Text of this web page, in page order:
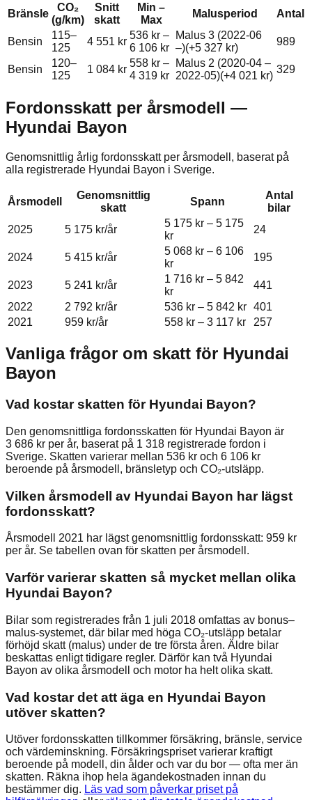
Bränsle
CO₂
(g/km)
Snitt
skatt
Min –
Max
Malusperiod Antal
Bensin
115–
125
4 551 kr
536 kr –
6 106 kr
Malus 3 (2022-06
–)(+5 327 kr)
989
Bensin
120–
125
1 084 kr
558 kr –
4 319 kr
Malus 2 (2020-04 –
2022-05)(+4 021 kr)
329
Fordonsskatt per årsmodell —
Hyundai Bayon
Genomsnittlig årlig fordonsskatt per årsmodell, baserat på
alla registrerade Hyundai Bayon i Sverige.
Årsmodell
Genomsnittlig
skatt
Spann
Antal
bilar
2025
5 175 kr/år
5 175 kr – 5 175
kr
24
2024 5 415 kr/år
5 068 kr – 6 106
kr
195
2023 5 241 kr/år
1 716 kr – 5 842
kr
441
2022
2 792 kr/år 536 kr – 5 842 kr 401
2021
959 kr/år 558 kr – 3 117 kr 257
Vanliga frågor om skatt för Hyundai
Bayon
Vad kostar skatten för Hyundai Bayon?
Den genomsnittliga fordonsskatten för Hyundai Bayon är
3 686 kr per år, baserat på 1 318 registrerade fordon i
Sverige. Skatten varierar mellan 536 kr och 6 106 kr
beroende på årsmodell, bränsletyp och CO₂-utsläpp.
Vilken årsmodell av Hyundai Bayon har lägst
fordonsskatt?
Årsmodell 2021 har lägst genomsnittlig fordonsskatt: 959 kr
per år. Se tabellen ovan för skatten per årsmodell.
Varför varierar skatten så mycket mellan olika
Hyundai Bayon?
Bilar som registrerades från 1 juli 2018 omfattas av bonus–
malus-systemet, där bilar med höga CO₂-utsläpp betalar
förhöjd skatt (malus) under de tre första åren. Äldre bilar
beskattas enligt tidigare regler. Därför kan två Hyundai
Bayon av olika årsmodell och motor ha helt olika skatt.
Vad kostar det att äga en Hyundai Bayon
utöver skatten?
Utöver fordonsskatten tillkommer försäkring, bränsle, service
och värdeminskning. Försäkringspriset varierar kraftigt
beroende på modell, din ålder och var du bor — ofta mer än
skatten. Räkna ihop hela ägandekostnaden innan du
bestämmer dig. Läs vad som påverkar priset på